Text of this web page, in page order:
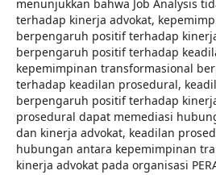
menunjukkan bahwa Job Analysis
terhadap kinerja advokat,
berpengaruh positif terhadap
berpengaruh positif terhadap
kepemimpinan transformasional
terhadap keadilan prosedural,
berpengaruh positif terhadap
prosedural dapat memediasi
dan kinerja advokat, keadilan
hubungan antara kepemimpinan
kinerja advokat pada organisasi